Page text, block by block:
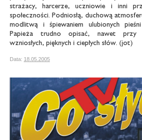
strażacy, harcerze, uczniowie i inni
społeczności. Podniosłą, duchową
modlitwą i śpiewaniem ulubionych
Papieża trudno opisać, nawet przy
wzniosłych, pięknych i ciepłych słów. (jot)
Data: 18.05.2005